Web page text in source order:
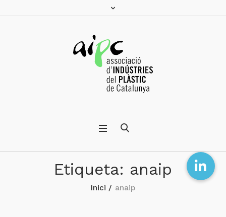
Etiqueta: anaip
Inici / anaip